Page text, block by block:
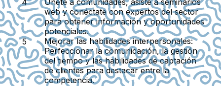
Únete a comunidades, asiste a seminarios
web y conéctate con expertos del sector
para obtener información y oportunidades
potenciales.
Mejorar las habilidades interpersonales:
Perfeccionar la comunicación, la gestión
del tiempo y las habilidades de captación
de clientes para destacar entre la
competencia.